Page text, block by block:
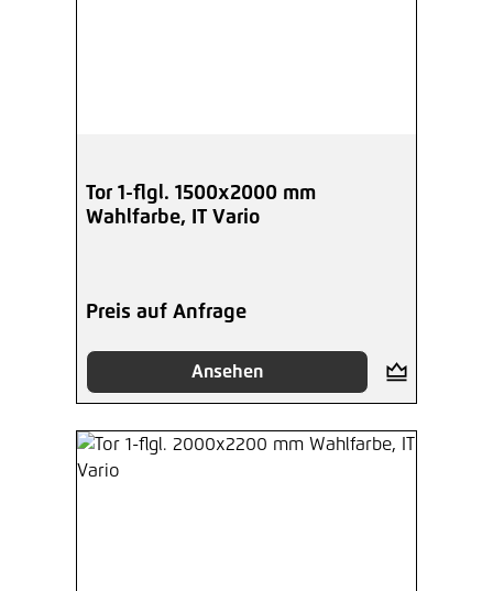
Tor 1-flgl. 1500x2000 mm
Wahlfarbe, IT Vario
Preis auf Anfrage
Ansehen